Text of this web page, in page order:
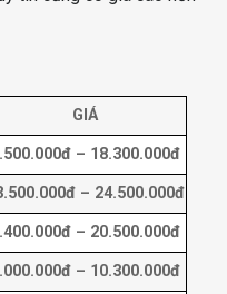
GIÁ
– 18.300.000đ
– 24.500.000đ
– 20.500.000đ
– 10.300.000đ